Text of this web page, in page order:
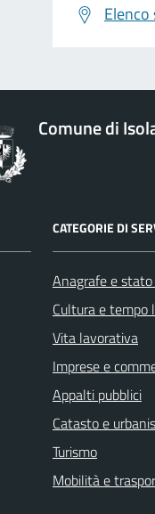
Comune di
CATEGORIE DI
Anagrafe e
Cultura e tempo
Vita lavorativa
Imprese e
Appalti pubblici
Catasto e
Turismo
Mobilità e